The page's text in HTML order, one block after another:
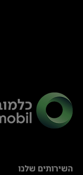
השירותים שלנו